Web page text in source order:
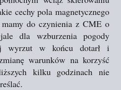
cechy pola magnetycznego
do czynienia z CME o
dla wzburzenia pogody
wyrzut w końcu dotarł i
warunków na korzyść
kilku godzinach nie